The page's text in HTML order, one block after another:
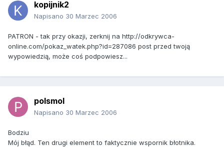
kopijnik2
Napisano 30 Marzec 2006
PATRON - tak przy okazji, zerknij na http://odkrywca-
online.com/pokaz_watek.php?id=287086 post przed twoją
wypowiedzią, może coś podpowiesz...
polsmol
Napisano 30 Marzec 2006
Bodziu
Mój błąd. Ten drugi element to faktycznie wspornik błotnika.